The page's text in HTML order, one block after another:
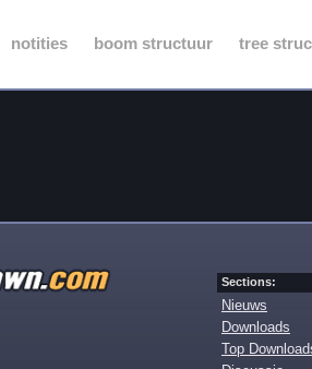
notities boom structuur tree
Sections:
Nieuws
Downloads
Top